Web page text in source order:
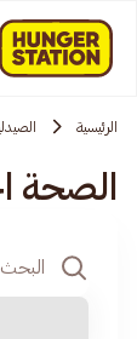
الرئيسية
الصحة